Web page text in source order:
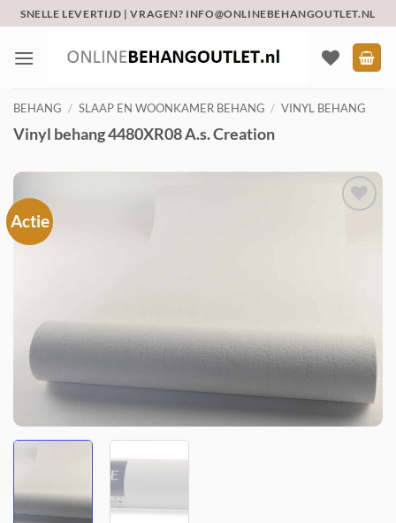
naar
inhoud
SNELLE LEVERTIJD | VRAGEN? INFO@ONLINEBEHANGOUTLET.NL
BEHANG / SLAAP EN WOONKAMER BEHANG / VINYL BEHANG
Vinyl behang 4480XR08 A.s. Creation
Actie